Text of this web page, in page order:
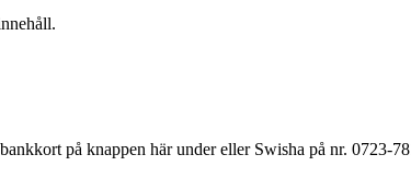
på knappen här under eller Swisha på nr. 0723-